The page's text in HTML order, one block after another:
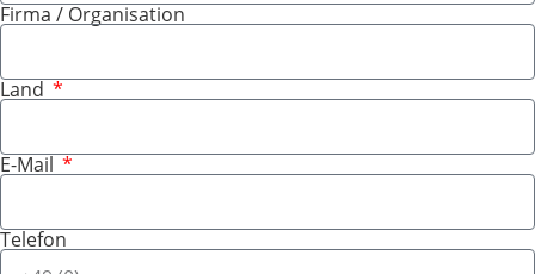
Firma / Organisation
Land
E-Mail
Telefon